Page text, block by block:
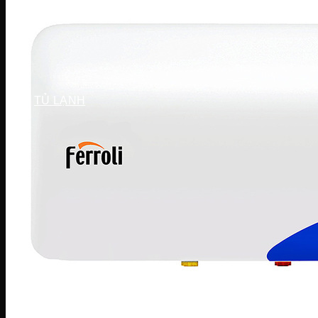
TỦ LẠNH
Tủ lạnh Funiki
Tủ lạnh Sharp
Tủ lạnh Casper